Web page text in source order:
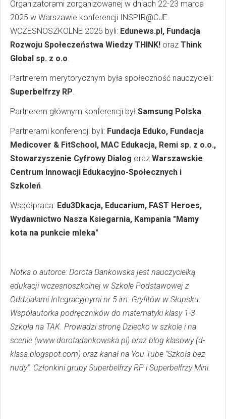
Organizatorami zorganizowanej w dniach 22-23 marca
2025 w Warszawie konferencji INSPIR@CJE
WCZESNOSZKOLNE 2025 byli: Edunews.pl, Fundacja
Rozwoju Społeczeństwa Wiedzy THINK! oraz Think
Global sp. z o.o.
Partnerem merytorycznym była społeczność nauczycieli:
Superbelfrzy RP.
Partnerem głównym konferencji był Samsung Polska.
Partnerami konferencji byli: Fundacja Eduko, Fundacja
Medicover & FitSchool, MAC Edukacja, Remi sp. z o.o.,
Stowarzyszenie Cyfrowy Dialog oraz Warszawskie
Centrum Innowacji Edukacyjno-Społecznych i
Szkoleń.
Współpraca: Edu3Dkacja, Educarium, FAST Heroes,
Wydawnictwo Nasza Ksiegarnia, Kampania "Mamy
kota na punkcie mleka"
Notka o autorce: Dorota Dankowska jest nauczycielką
edukacji wczesnoszkolnej w Szkole Podstawowej z
Oddziałami Integracyjnymi nr 5 im. Gryfitów w Słupsku.
Współautorka podręczników do matematyki klasy 1-3
Szkoła na TAK. Prowadzi stronę Dziecko w szkole i na
scenie (www.dorotadankowska.pl) oraz blog klasowy (d-
klasa.blogspot.com) oraz kanał na You Tube "Szkoła bez
nudy". Członkini grupy Superbelfrzy RP i Superbelfrzy Mini.